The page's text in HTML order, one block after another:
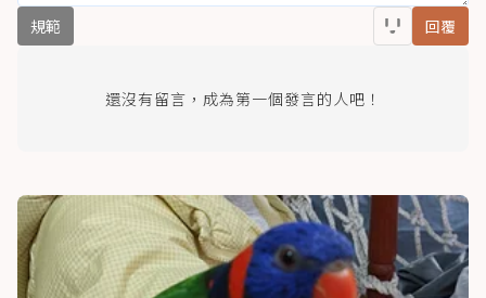
規範 回覆
還沒有留言，成為第一個發言的人吧！